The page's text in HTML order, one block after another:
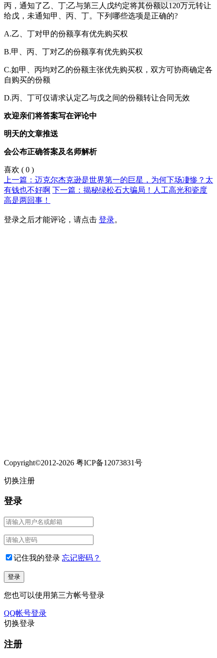
丙，通知了乙、丁;乙与第三人戊约定将其份额以120万元转让
给戊，未通知甲、丙、丁。下列哪些选项是正确的?
A.乙、丁对甲的份额享有优先购买权
B.甲、丙、丁对乙的份额享有优先购买权
C.如甲、丙均对乙的份额主张优先购买权，双方可协商确定各
自购买的份额
D.丙、丁可仅请求认定乙与戊之间的份额转让合同无效
欢迎亲们将答案写在评论中
明天的文章推送
会公布正确答案及名师解析
喜欢 ( 0 )
上一篇：迈克尔杰克逊是世界第一的巨星，为何下场凄惨？太
有钱也不好啊 下一篇：揭秘绿松石大骗局！人工高光和瓷度
高是两回事！
登录之后才能评论，请点击 登录。
Copyright©2012-2026 粤ICP备12073831号
切换注册
登录
记住我的登录 忘记密码？
您也可以使用第三方帐号登录
QQ帐号登录
切换登录
注册